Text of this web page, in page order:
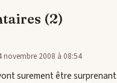
(2)
novembre 2008 à 08:54
surement être